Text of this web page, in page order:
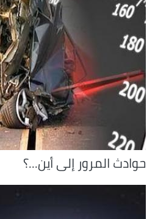
حوادث المرور إلى أين...؟